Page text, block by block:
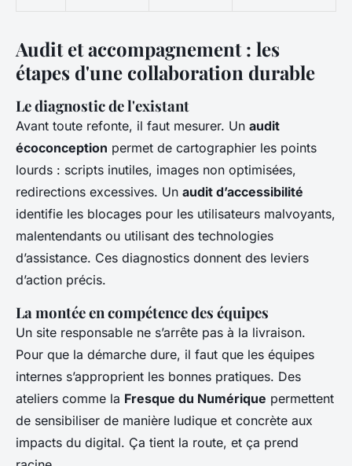
Audit et accompagnement : les
étapes d'une collaboration durable
Le diagnostic de l'existant
Avant toute refonte, il faut mesurer. Un audit
écoconception permet de cartographier les points
lourds : scripts inutiles, images non optimisées,
redirections excessives. Un audit d’accessibilité
identifie les blocages pour les utilisateurs malvoyants,
malentendants ou utilisant des technologies
d’assistance. Ces diagnostics donnent des leviers
d’action précis.
La montée en compétence des équipes
Un site responsable ne s’arrête pas à la livraison.
Pour que la démarche dure, il faut que les équipes
internes s’approprient les bonnes pratiques. Des
ateliers comme la Fresque du Numérique permettent
de sensibiliser de manière ludique et concrète aux
impacts du digital. Ça tient la route, et ça prend